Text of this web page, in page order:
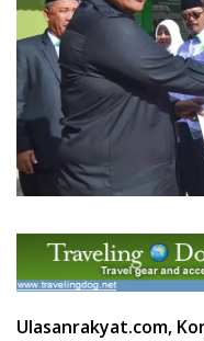
Ulasanrakyat.com,